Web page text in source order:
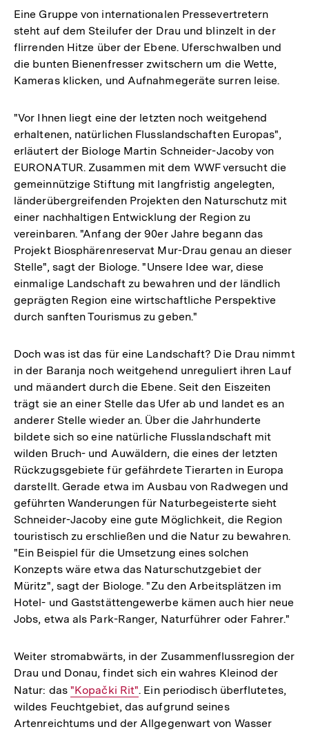
Eine Gruppe von internationalen Pressevertretern
steht auf dem Steilufer der Drau und blinzelt in der
flirrenden Hitze über der Ebene. Uferschwalben und
die bunten Bienenfresser zwitschern um die Wette,
Kameras klicken, und Aufnahmegeräte surren leise.
"Vor Ihnen liegt eine der letzten noch weitgehend
erhaltenen, natürlichen Flusslandschaften Europas",
erläutert der Biologe Martin Schneider-Jacoby von
EURONATUR. Zusammen mit dem WWF versucht die
gemeinnützige Stiftung mit langfristig angelegten,
länderübergreifenden Projekten den Naturschutz mit
einer nachhaltigen Entwicklung der Region zu
vereinbaren. "Anfang der 90er Jahre begann das
Projekt Biosphärenreservat Mur-Drau genau an dieser
Stelle", sagt der Biologe. "Unsere Idee war, diese
einmalige Landschaft zu bewahren und der ländlich
geprägten Region eine wirtschaftliche Perspektive
durch sanften Tourismus zu geben."
Doch was ist das für eine Landschaft? Die Drau nimmt
in der Baranja noch weitgehend unreguliert ihren Lauf
und mäandert durch die Ebene. Seit den Eiszeiten
trägt sie an einer Stelle das Ufer ab und landet es an
anderer Stelle wieder an. Über die Jahrhunderte
bildete sich so eine natürliche Flusslandschaft mit
wilden Bruch- und Auwäldern, die eines der letzten
Rückzugsgebiete für gefährdete Tierarten in Europa
darstellt. Gerade etwa im Ausbau von Radwegen und
geführten Wanderungen für Naturbegeisterte sieht
Schneider-Jacoby eine gute Möglichkeit, die Region
touristisch zu erschließen und die Natur zu bewahren.
"Ein Beispiel für die Umsetzung eines solchen
Konzepts wäre etwa das Naturschutzgebiet der
Müritz", sagt der Biologe. "Zu den Arbeitsplätzen im
Hotel- und Gaststättengewerbe kämen auch hier neue
Jobs, etwa als Park-Ranger, Naturführer oder Fahrer."
Weiter stromabwärts, in der Zusammenflussregion der
Drau und Donau, findet sich ein wahres Kleinod der
Natur: das Interner
Link:
"Kopački Rit". Ein periodisch überflutetes,
wildes Feuchtgebiet, das aufgrund seines
Artenreichtums und der Allgegenwart von Wasser